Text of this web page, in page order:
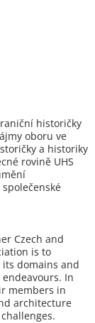
historičky
oboru ve
a historiky
rovině UHS
Czech and
is to
domains and
In
members in
architecture